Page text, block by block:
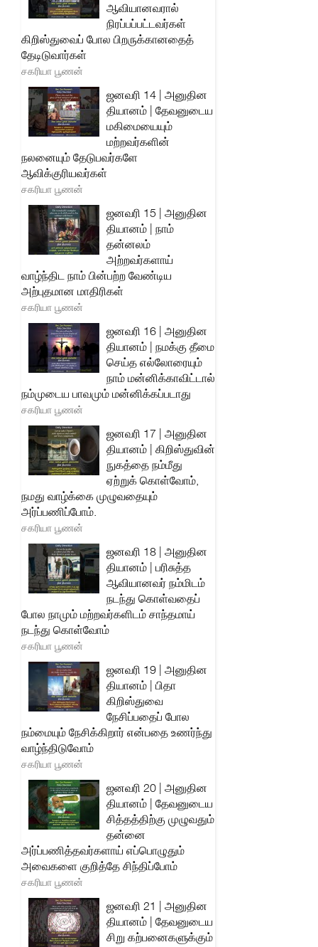
ஆவியானவரால்
நிரப்பப்பட்டவர்கள்
கிறிஸ்துவைப் போல பிறருக்கானதைத்
தேடிடுவார்கள்
சகரியா பூணன்
ஜனவரி 14 | அனுதின
தியானம் | தேவனுடைய
மகிமையையும்
மற்றவர்களின்
நலனையும் தேடுபவர்களே
ஆவிக்குரியவர்கள்
சகரியா பூணன்
ஜனவரி 15 | அனுதின
தியானம் | நாம்
தன்னலம்
அற்றவர்களாய்
வாழ்ந்திட நாம் பின்பற்ற வேண்டிய
அற்புதமான மாதிரிகள்
சகரியா பூணன்
ஜனவரி 16 | அனுதின
தியானம் | நமக்கு தீமை
செய்த எல்லோரையும்
நாம் மன்னிக்காவிட்டால்
நம்முடைய பாவமும் மன்னிக்கப்படாது
சகரியா பூணன்
ஜனவரி 17 | அனுதின
தியானம் | கிறிஸ்துவின்
நுகத்தை நம்மீது
ஏற்றுக் கொள்வோம்,
நமது வாழ்க்கை முழுவதையும்
அர்ப்பணிப்போம்.
சகரியா பூணன்
ஜனவரி 18 | அனுதின
தியானம் | பரிசுத்த
ஆவியானவர் நம்மிடம்
நடந்து கொள்வதைப்
போல நாமும் மற்றவர்களிடம் சாந்தமாய்
நடந்து கொள்வோம்
சகரியா பூணன்
ஜனவரி 19 | அனுதின
தியானம் | பிதா
கிறிஸ்துவை
நேசிப்பதைப் போல
நம்மையும் நேசிக்கிறார் என்பதை உணர்ந்து
வாழ்ந்திடுவோம்
சகரியா பூணன்
ஜனவரி 20 | அனுதின
தியானம் | தேவனுடைய
சித்தத்திற்கு முழுவதும்
தன்னை
அர்ப்பணித்தவர்களாய் எப்பொழுதும்
அவைகளை குறித்தே சிந்திப்போம்
சகரியா பூணன்
ஜனவரி 21 | அனுதின
தியானம் | தேவனுடைய
சிறு கற்பனைகளுக்கும்